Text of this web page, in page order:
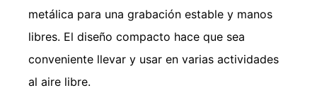
metálica para una grabación estable y manos
libres. El diseño compacto hace que sea
conveniente llevar y usar en varias actividades
al aire libre.